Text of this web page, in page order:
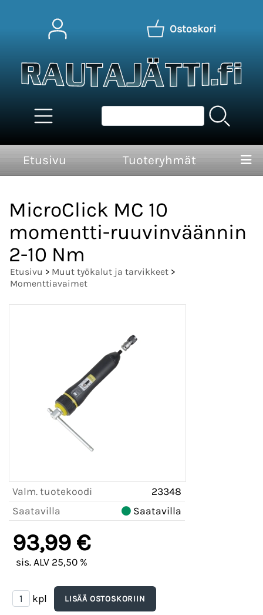
Ostoskori
Etusivu Tuoteryhmät
MicroClick MC 10
momentti-ruuvinväännin
2-10 Nm
Etusivu > Muut työkalut ja tarvikkeet >
Momenttiavaimet
Valm. tuotekoodi
23348
Saatavilla
Saatavilla
93,99 €
sis. ALV 25,50 %
kpl